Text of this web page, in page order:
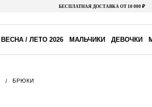
БЕСПЛАТНАЯ ДОСТАВКА ОТ 10 000 ₽
ВЕСНА / ЛЕТО 2026 МАЛЬЧИКИ ДЕВОЧКИ
БРЮКИ